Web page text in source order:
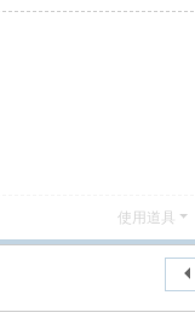
使用道具